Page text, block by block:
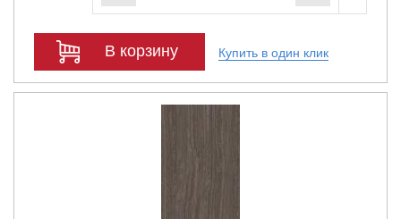
В корзину Купить в один клик